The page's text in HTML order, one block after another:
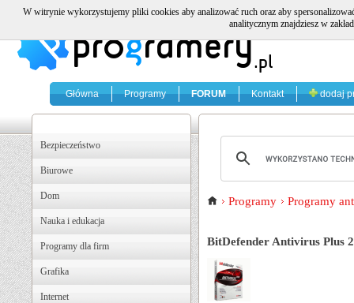
Główna Programy FORUM Kontakt dodaj
Bezpieczeństwo
Biurowe
Dom
Nauka i edukacja
Programy dla firm
Grafika
Internet
Programy Programy
BitDefender Antivirus Plus
W witrynie wykorzystujemy pliki cookies aby analizować ruch oraz aby
analitycznym znajdziesz w